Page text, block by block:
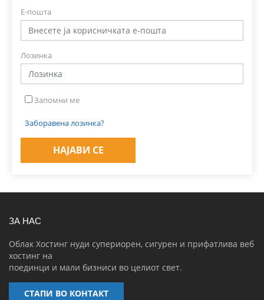
Е-пошта
Лозинка
Запомни ме
Заборавена лозинка?
ЗА НАС
Облак Хостинг нуди супериорен, сигурен и прифатлива веб
хостинг на
поединци и мали бизниси во целиот свет.
СТАПИ ВО КОНТАКТ